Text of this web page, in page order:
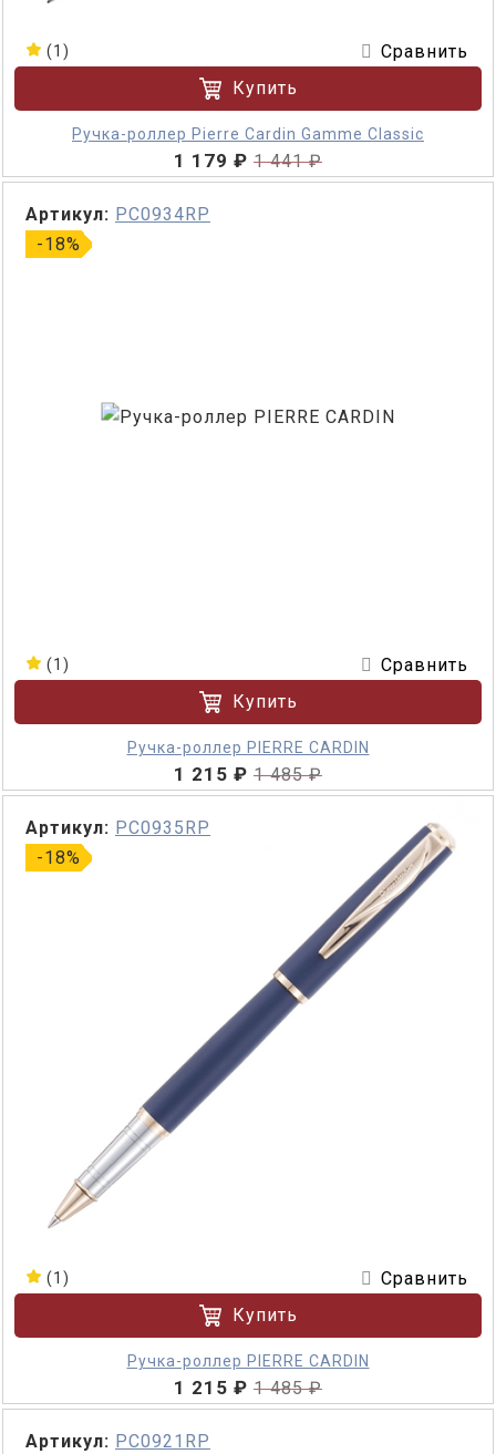
(1)
Сравнить
Купить
Ручка-роллер Pierre Cardin Gamme Classic
1 179 ₽ 1 441 ₽
-18%
Артикул: PC0934RP
(1)
Сравнить
Купить
Ручка-роллер PIERRE CARDIN
1 215 ₽ 1 485 ₽
-18%
Артикул: PC0935RP
(1)
Сравнить
Купить
Ручка-роллер PIERRE CARDIN
1 215 ₽ 1 485 ₽
Артикул: PC0921RP